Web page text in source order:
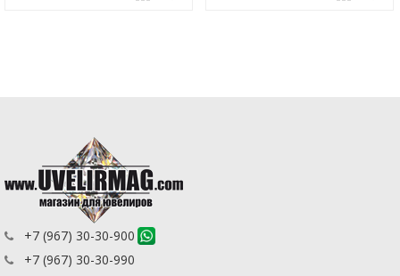
+7 (967) 30-30-900
+7 (967) 30-30-990